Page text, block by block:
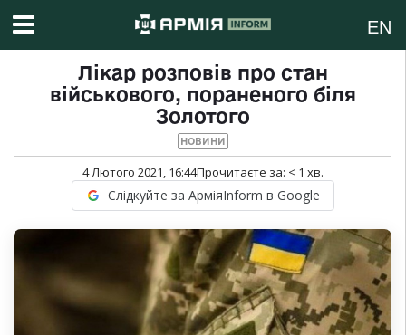
EN
Лікар розповів про стан
військового, пораненого біля
Золотого
НОВИНИ
4 Лютого 2021, 16:44Прочитаєте за: < 1 хв.
Слідкуйте за АрміяInform в Google